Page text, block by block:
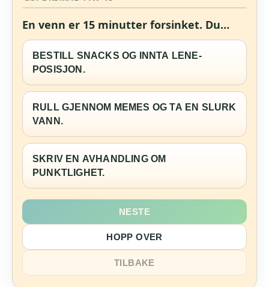
En venn er 15 minutter forsinket. Du…
BESTILL SNACKS OG INNTA LENE-
POSISJON.
RULL GJENNOM MEMES OG TA EN SLURK
VANN.
SKRIV EN AVHANDLING OM
PUNKTLIGHET.
TILBAKE
HOPP OVER
NESTE